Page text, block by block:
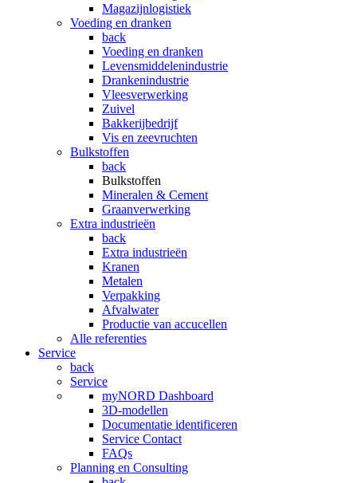
Magazijnlogistiek
Voeding en dranken
back
Voeding en dranken
Levensmiddelenindustrie
Drankenindustrie
Vleesverwerking
Zuivel
Bakkerijbedrijf
Vis en zeevruchten
Bulkstoffen
back
Bulkstoffen
Mineralen & Cement
Graanverwerking
Extra industrieën
back
Extra industrieën
Kranen
Metalen
Verpakking
Afvalwater
Productie van accucellen
Alle referenties
Service
back
Service
myNORD Dashboard
3D-modellen
Documentatie identificeren
Service Contact
FAQs
Planning en Consulting